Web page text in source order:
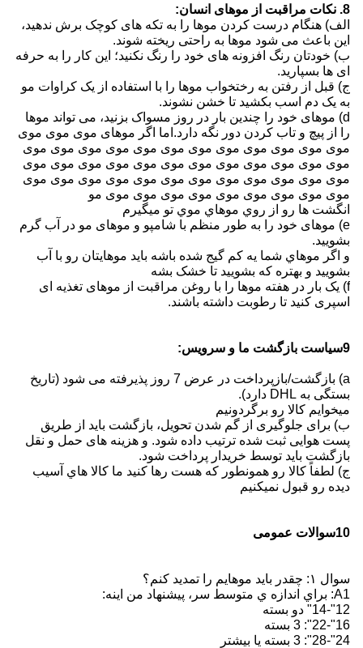
8. نکات مراقبت از موهای انسان:
الف) هنگام درست کردن موها را به تکه های کوچک برش ندهید،
این باعث می شود موها به راحتی ریخته شوند.
ب) خودتان رنگ افزونه های خود را رنگ نکنید؛ این کار را به حرفه
ای ها بسپارید.
ج) قبل از رفتن به رختخواب موها را با استفاده از یک کراوات مو
به یک دم اسب بکشید تا خشن نشوند.
d) موهای خود را چندین بار در روز مسواک بزنید، می تواند موها
را از پیچ و تاب کردن دور نگه دارد.اما اگر موهای موی موی موی
موی موی موی موی موی موی موی موی موی موی موی موی
موی موی موی موی موی موی موی موی موی موی موی موی
موی موی موی موی موی موی موی موی موی موی موی موی
موی موی موی موی موی موی موی موی موی مو
انگشت ها رو از روي موهاي موي تو ميگيرم
e) موهای خود را به طور منظم با شامپو و موهای مو در آب گرم
بشویید.
و اگر موهاي شما يه کم گيج شده باشه بايد موهايتان رو با آب
بشوييد و بهتره که بشوييد تا خشک بشه
f) یک بار در هفته موها را با روغن مراقبت از موهای تغذیه ای
اسپری کنید تا رطوبت داشته باشند.
9سیاست بازگشت ما و سرویس:
a) بازگشت/بازپرداخت در عرض 7 روز پذیرفته می شود (تاریخ
بستگی به DHL دارد).
ميخوايم کالا رو برگردونيم
ب) برای جلوگیری از گم شدن تحویل، بازگشت باید از طریق
پست هوایی ثبت شده ترتیب داده شود. و هزینه های حمل و نقل
بازگشت باید توسط خریدار پرداخت شود.
ج) لطفاً کالا رو همونطور که هست رها کنيد ما کالا هاي آسیب
دیده رو قبول نميکنيم
10سوالات عمومی
سوال ۱: چقدر باید موهایم را تمدید کنم؟
A1: براي اندازه ي متوسط سر، پيشنهاد من اينه:
12"-14" دو بسته
16"-22": 3 بسته
24"-28": 3 بسته یا بیشتر